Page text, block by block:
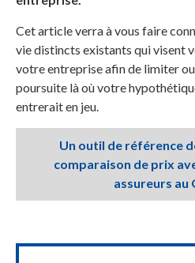
Cet article verra à vous faire
vie distincts existants qui visent
votre entreprise afin de limiter
poursuite là où votre
entrerait en jeu.
Un outil de référence
comparaison de prix
assureurs au